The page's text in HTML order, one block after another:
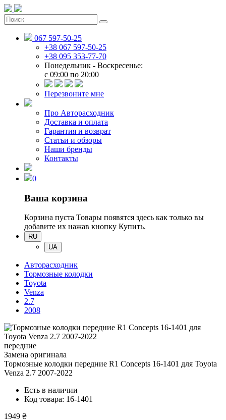
067 597-50-25
+38 067 597-50-25
+38 095 353-77-70
Понедельник - Воскресенье:
c 09:00 по 20:00
Перезвоните мне
Про Авторасходник
Доставка и оплата
Гарантия и возврат
Статьи и обзоры
Наши бренды
Контакты
0
Ваша корзина
Корзина пуста Товары появятся здесь как только вы
добавите их нажав кнопку Купить.
RU
UA
Авторасходник
Тормозные колодки
Toyota
Venza
2.7
2008
передние
Замена оригинала
Тормозные колодки передние R1 Concepts 16-1401 для Toyota
Venza 2.7 2007-2022
Есть в наличии
Код товара: 16-1401
1949 ₴